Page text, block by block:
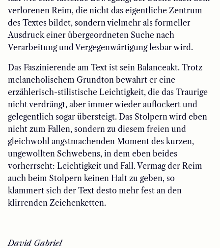
verlorenen Reim, die nicht das eigentliche Zentrum
des Textes bildet, sondern vielmehr als formeller
Ausdruck einer übergeordneten Suche nach
Verarbeitung und Vergegenwärtigung lesbar wird.
Das Faszinierende am Text ist sein Balanceakt. Trotz
melancholischem Grundton bewahrt er eine
erzählerisch-stilistische Leichtigkeit, die das Traurige
nicht verdrängt, aber immer wieder auflockert und
gelegentlich sogar übersteigt. Das Stolpern wird eben
nicht zum Fallen, sondern zu diesem freien und
gleichwohl angstmachenden Moment des kurzen,
ungewollten Schwebens, in dem eben beides
vorherrscht: Leichtigkeit und Fall. Vermag der Reim
auch beim Stolpern keinen Halt zu geben, so
klammert sich der Text desto mehr fest an den
klirrenden Zeichenketten.
David Gabriel